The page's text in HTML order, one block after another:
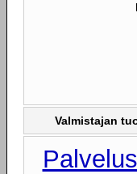
Valmistajan